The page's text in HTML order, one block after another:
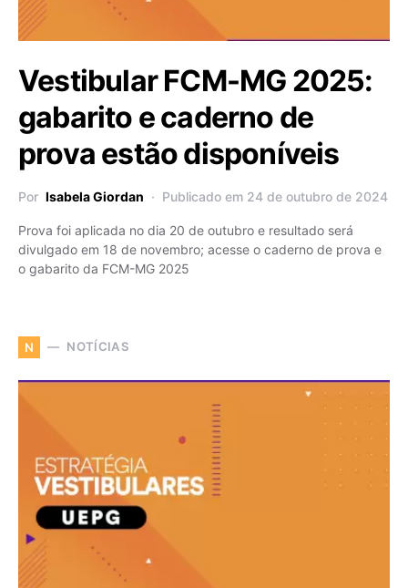
Vestibular FCM-MG 2025:
gabarito e caderno de
prova estão disponíveis
Por Isabela Giordan Publicado em 24 de outubro de 2024
Prova foi aplicada no dia 20 de outubro e resultado será
divulgado em 18 de novembro; acesse o caderno de prova e
o gabarito da FCM-MG 2025
N NOTÍCIAS